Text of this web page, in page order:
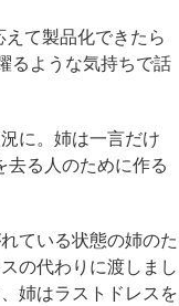
て製品化できたら
るような気持ちで話
に。姉は一言だけ
去る人のために作る
ている状態の姉のた
の代わりに渡しまし
姉はラストドレスを